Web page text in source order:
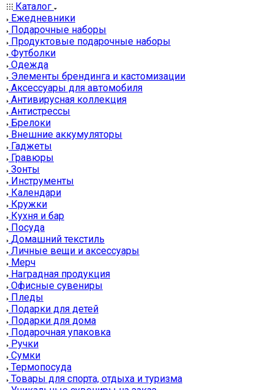
Каталог
Ежедневники
Подарочные наборы
Продуктовые подарочные наборы
Футболки
Одежда
Элементы брендинга и кастомизации
Аксессуары для автомобиля
Антивирусная коллекция
Антистрессы
Брелоки
Внешние аккумуляторы
Гаджеты
Гравюры
Зонты
Инструменты
Календари
Кружки
Кухня и бар
Посуда
Домашний текстиль
Личные вещи и аксессуары
Мерч
Наградная продукция
Офисные сувениры
Пледы
Подарки для детей
Подарки для дома
Подарочная упаковка
Ручки
Сумки
Термопосуда
Товары для спорта, отдыха и туризма